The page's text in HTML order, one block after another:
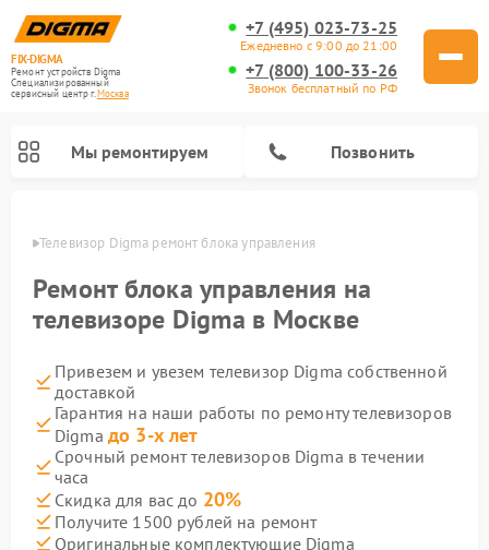
FIX-DIGMA
Ремонт устройств Digma
Специализированный
cервисный центр г.Москва
+7 (495) 023-73-25
Ежедневно с 9:00 до 21:00
+7 (800) 100-33-26
Звонок бесплатный по РФ
Мы ремонтируем Позвонить
Телевизор Digma ремонт блока управления
Ремонт блока управления на
телевизоре Digma в Москве
Привезем и увезем телевизор Digma собственной
доставкой
Гарантия на наши работы по ремонту телевизоров
Digma до 3-х лет
Срочный ремонт телевизоров Digma в течении
часа
Скидка для вас до 20%
Получите 1500 рублей на ремонт
Оригинальные комплектующие Digma